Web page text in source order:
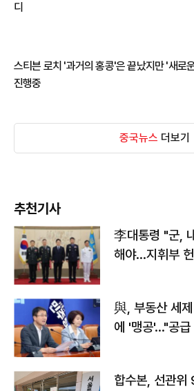
디
스티븐 로치 '과거의 홍콩'은 끝났지만 '새로
진행중
중국뉴스 더보기
추천기사
李대통령 "군,
해야…지휘부
與, 부동산 세
에 '맹공'…"공급
합수본, 선관